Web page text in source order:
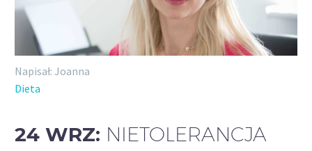
Napisał: Joanna
Dieta
24 WRZ: NIETOLERANCJA